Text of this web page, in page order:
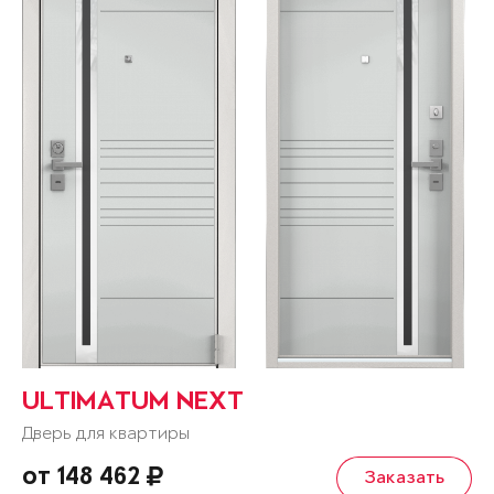
ULTIMATUM NEXT
Дверь для квартиры
от 148 462 Заказать